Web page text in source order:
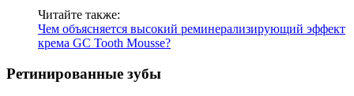
Читайте также:
Чем объясняется высокий реминерализирующий эффект
крема GC Tooth Mousse?
Ретинированные зубы